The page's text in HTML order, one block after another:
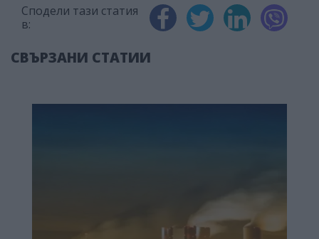
Сподели тази статия
в:
СВЪРЗАНИ СТАТИИ